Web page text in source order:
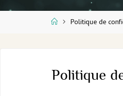
HomePolitique de
Politique